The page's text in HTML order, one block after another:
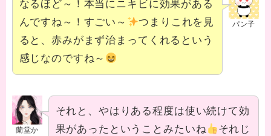
パン子
なるほど～！本当にニキビに効果がある
んですね～！すごい～
つまりこれを見
ると、赤みがまず治まってくれるという
感じなのですね～
蘭堂か
それと、やはりある程度は使い続けて効
果があったということみたいね
それじ